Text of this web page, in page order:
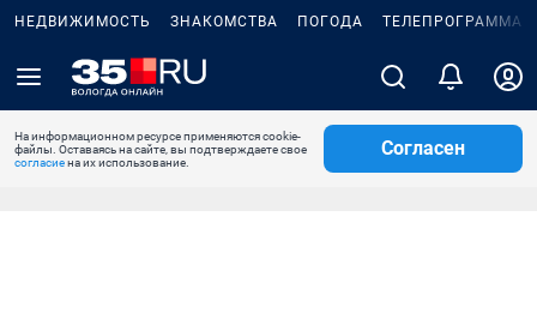
НЕДВИЖИМОСТЬ ЗНАКОМСТВА ПОГОДА ТЕЛЕПРОГРАММА
На информационном ресурсе применяются cookie-
файлы. Оставаясь на сайте, вы подтверждаете свое
согласиена их использование.
Согласен